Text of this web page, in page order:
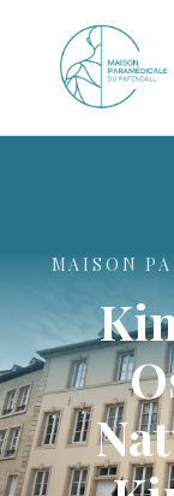
MAISON